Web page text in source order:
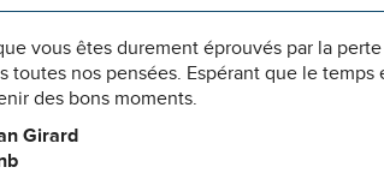
vous êtes durement éprouvés par la
toutes nos pensées. Espérant que le
des bons moments.
Girard